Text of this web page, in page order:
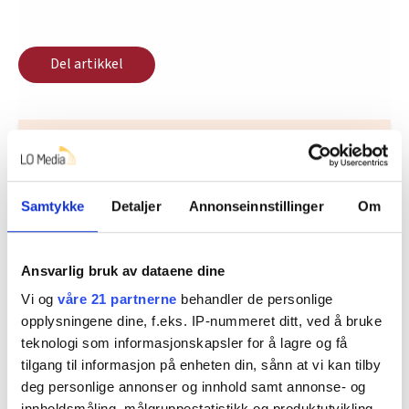
Samtykke Detaljer Annonseinnstillinger Om
Ansvarlig bruk av dataene dine
Vi og våre 21 partnerne behandler de personlige
opplysningene dine, f.eks. IP-nummeret ditt, ved å bruke
teknologi som informasjonskapsler for å lagre og få
tilgang til informasjon på enheten din, sånn at vi kan tilby
deg personlige annonser og innhold samt annonse- og
Del artikkel
Regionleder Region Indre Øst
Fellesforbundet